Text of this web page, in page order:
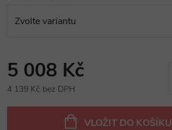
5 008 Kč
4 139 Kč bez DPH
VLOŽIT DO KOŠÍKU